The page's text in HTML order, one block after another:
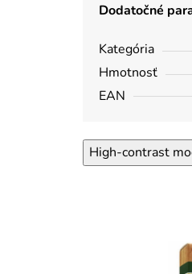
Dodatočné
Kategória
Hmotnosť
EAN
High-contrast